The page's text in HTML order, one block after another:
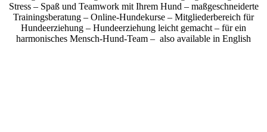
Stress – Spaß und Teamwork mit Ihrem Hund – maßgeschneiderte
Trainingsberatung – Online-Hundekurse – Mitgliederbereich für
Hundeerziehung – Hundeerziehung leicht gemacht – für ein
harmonisches Mensch-Hund-Team – also available in English